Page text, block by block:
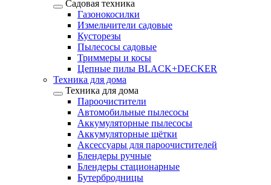
Садовая техника
Газонокосилки
Измельчители садовые
Кусторезы
Пылесосы садовые
Триммеры и косы
Цепные пилы BLACK+DECKER
Техника для дома
Техника для дома
Пароочистители
Автомобильные пылесосы
Аккумуляторные пылесосы
Аккумуляторные щётки
Аксессуары для пароочистителей
Блендеры ручные
Блендеры стационарные
Бутербродницы